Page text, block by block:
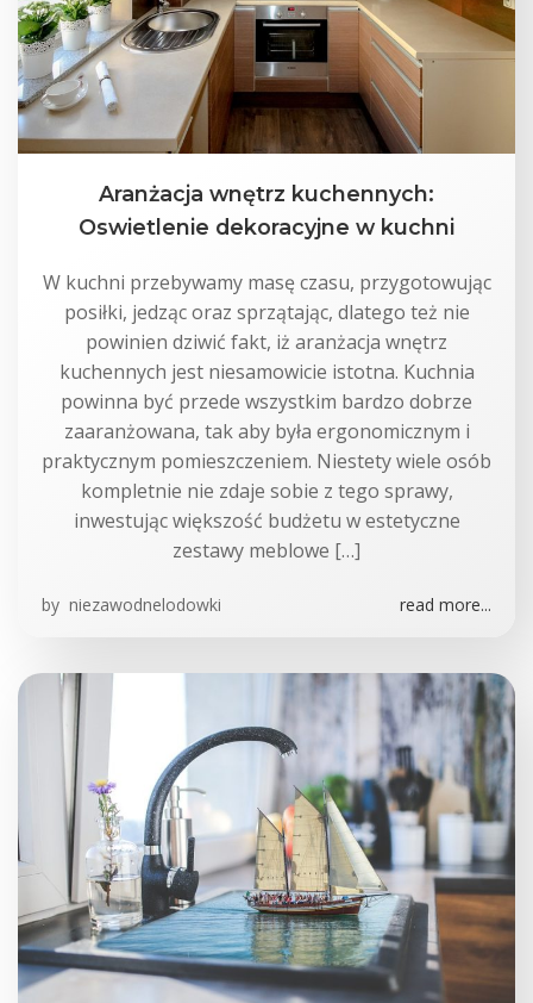
Aranżacja wnętrz kuchennych:
Oswietlenie dekoracyjne w kuchni
W kuchni przebywamy masę czasu, przygotowując
posiłki, jedząc oraz sprzątając, dlatego też nie
powinien dziwić fakt, iż aranżacja wnętrz
kuchennych jest niesamowicie istotna. Kuchnia
powinna być przede wszystkim bardzo dobrze
zaaranżowana, tak aby była ergonomicznym i
praktycznym pomieszczeniem. Niestety wiele osób
kompletnie nie zdaje sobie z tego sprawy,
inwestując większość budżetu w estetyczne
zestawy meblowe […]
by niezawodnelodowki read more...